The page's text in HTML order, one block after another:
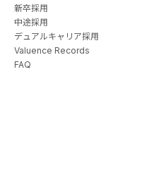
新卒採用
中途採用
デュアルキャリア採用
Valuence Records
FAQ